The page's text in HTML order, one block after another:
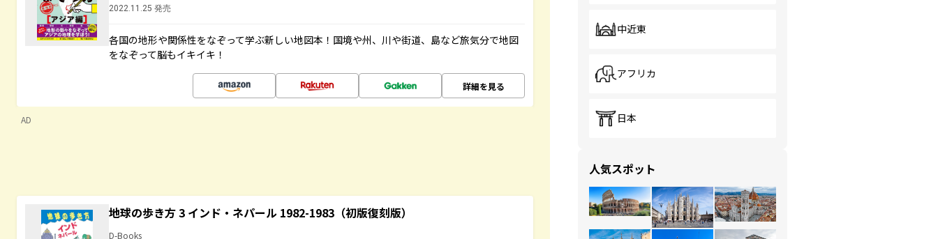
2022.11.25 発売
各国の地形や関係性をなぞって学ぶ新しい地図本！国境や州、川や街道、島など旅気分で地図
をなぞって脳もイキイキ！
詳細を見る
AD
地球の歩き方 3 インド・ネパール 1982-1983（初版復刻版）
D-Books
中近東
アフリカ
日本
人気スポット